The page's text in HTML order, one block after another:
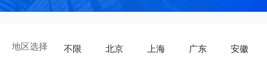
地区选择 不限 北京 上海 广东 安徽